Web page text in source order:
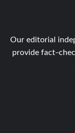
Our editorial
provide fact-